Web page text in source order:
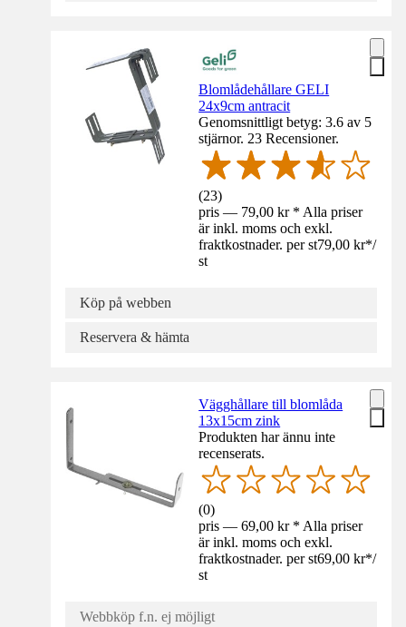
Blomlådehållare GELI
24x9cm antracit
Genomsnittligt betyg: 3.6 av 5
stjärnor. 23 Recensioner.
(23)
pris — 79,00 kr * Alla priser
är inkl. moms och exkl.
fraktkostnader. per st79,00 kr*/
st
Köp på webben
Reservera & hämta
Vägghållare till blomlåda
13x15cm zink
Produkten har ännu inte
recenserats.
(0)
pris — 69,00 kr * Alla priser
är inkl. moms och exkl.
fraktkostnader. per st69,00 kr*/
st
Webbköp f.n. ej möjligt